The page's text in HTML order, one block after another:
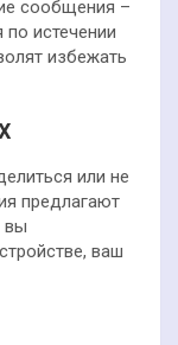
сообщения –
истечении
избежать
или не
предлагают
вы
ваш